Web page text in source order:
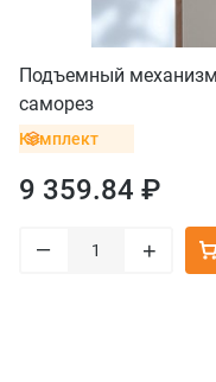
Подъемный механизм
саморез
Комплект
9 359.84 ₽
– +